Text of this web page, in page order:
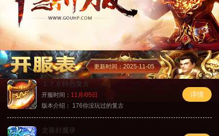
更新时间：2025-11-05
１７６特色复古
开服时间： 11月/05日
版本介绍：
176你没玩过的复古
详情
龙葵封魔录